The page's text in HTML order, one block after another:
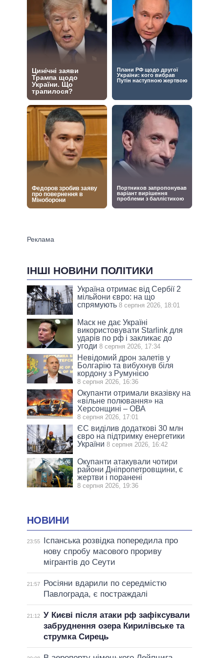
ІНШІ НОВИНИ ПОЛІТИКИ
Україна отримає від Сербії 2
мільйони євро: на що
спрямують 8 серпня 2026, 18:01
Маск не дає Україні
використовувати Starlink для
ударів по рф і закликає до
угоди 8 серпня 2026, 17:34
Невідомий дрон залетів у
Болгарію та вибухнув біля
кордону з Румунією
8 серпня 2026, 16:36
Окупанти отримали вказівку на
«вільне полювання» на
Херсонщині – ОВА
8 серпня 2026, 17:01
ЄС виділив додаткові 30 млн
євро на підтримку енергетики
України 8 серпня 2026, 16:42
Окупанти атакували чотири
райони Дніпропетровщини, є
жертви і поранені
8 серпня 2026, 19:36
НОВИНИ
23:55
Іспанська розвідка попередила про
нову спробу масового прориву
мігрантів до Сеути
21:57
Росіяни вдарили по середмістю
Павлограда, є постраждалі
21:12 У Києві після атаки рф зафіксували
забруднення озера Кирилівське та
струмка Сирець